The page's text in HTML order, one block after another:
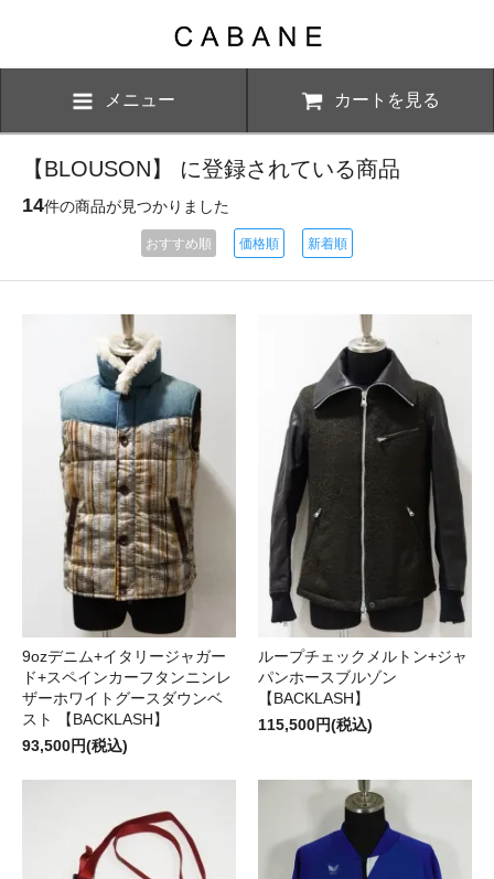
メニュー カートを見る
【BLOUSON】 に登録されている商品
14件の商品が見つかりました
おすすめ順 価格順 新着順
9ozデニム+イタリージャガー
ド+スペインカーフタンニンレ
ザーホワイトグースダウンベ
スト 【BACKLASH】
93,500円(税込)
ループチェックメルトン+ジャ
パンホースブルゾン
【BACKLASH】
115,500円(税込)